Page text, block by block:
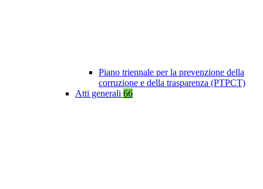
Piano triennale per la prevenzione della
corruzione e della trasparenza (PTPCT)
Atti generali 66